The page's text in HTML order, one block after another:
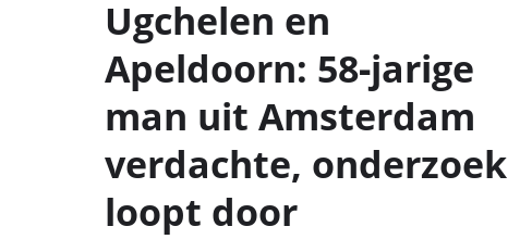
Ugchelen en
Apeldoorn: 58‑jarige
man uit Amsterdam
verdachte, onderzoek
loopt door